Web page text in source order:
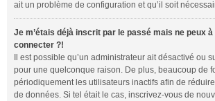
ait un problème de configuration et qu’il soit
Je m’étais déjà inscrit par le passé mais ne peux
connecter ?!
Il est possible qu’un administrateur ait désactivé ou
pour une quelconque raison. De plus, beaucoup de
périodiquement les utilisateurs inactifs afin de
de données. Si tel était le cas, inscrivez-vous de